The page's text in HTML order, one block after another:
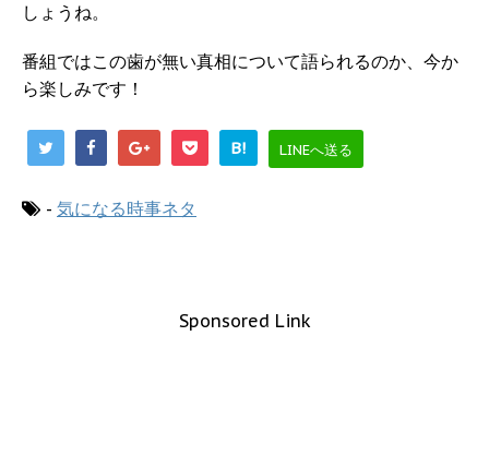
しょうね。
番組ではこの歯が無い真相について語られるのか、今か
ら楽しみです！
B! LINEへ送る
- 気になる時事ネタ
Sponsored Link